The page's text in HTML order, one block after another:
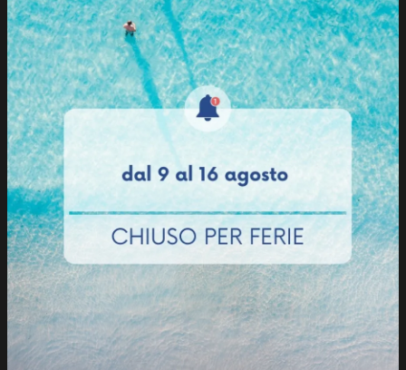
provincia, città.
Se fornisci dati personali di terzi, come ad esempio
quelli dei tuoi familiari o amici, devi essere sicuro che
questi soggetti siano stati adeguatamente informati
e abbiano acconsentito al relativo trattamento nelle
modalità descritte dalla presente informativa.
Dati di minori di anni 16
Se hai meno di 16 anni non puoi fornirci alcun dato
personale né puoi registrarti, ed in ogni caso non
assumiamo responsabilità per eventuali dichiarazioni
mendaci da te fornite. Qualora ci accorgessimo
dell’esistenza di dichiarazioni non veritiere
procederemo con la cancellazione immediata di ogni
dato personale acquisito.
1.2) dati che raccogliamo automaticamente
Raccogliamo i seguenti dati mediante i servizi che